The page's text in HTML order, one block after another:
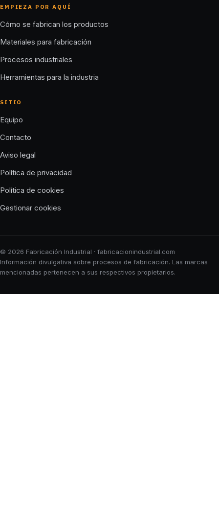
EMPIEZA POR AQUÍ
Cómo se fabrican los productos
Materiales para fabricación
Procesos industriales
Herramientas para la industria
SITIO
Equipo
Contacto
Aviso legal
Política de privacidad
Política de cookies
Gestionar cookies
© 2026 Fabricación Industrial · fabricacionindustrial.com
Información divulgativa sobre procesos de fabricación. Las marcas
mencionadas pertenecen a sus respectivos propietarios.